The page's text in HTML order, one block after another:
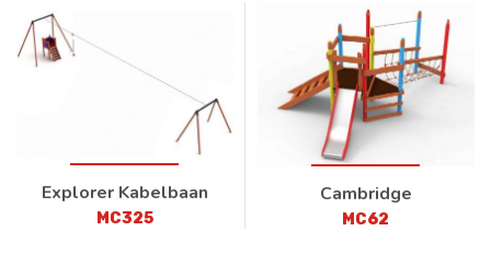
Explorer Kabelbaan
MC325
Cambridge
MC62